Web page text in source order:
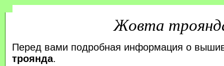
Жовта
Перед вами подробная информация о
троянда.